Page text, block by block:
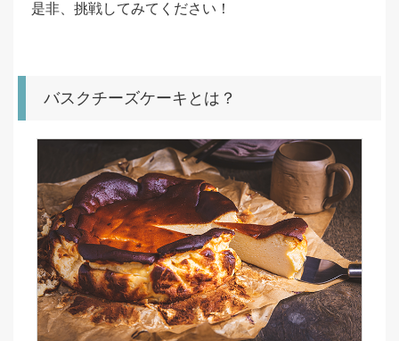
是非、挑戦してみてください！
バスクチーズケーキとは？